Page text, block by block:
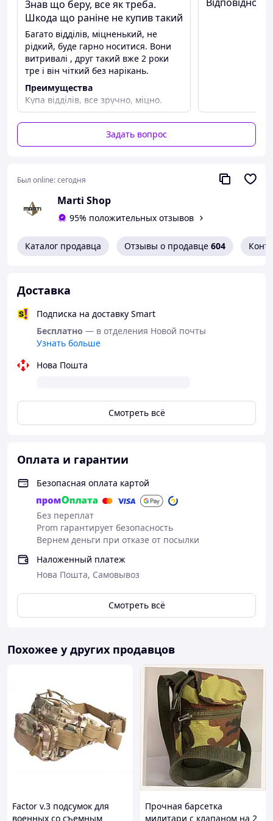
Рюкзак имеет
боковые
регулировки по
объему (в
зависимости от
загрузки рюкзака), а
также стропы MOLLE
итогов и D-образные кольца на
Данная модель рюкзака имеет
оптималь
легких прогулок на природе,
* Размеры: 51x29x28cm (20.1" x11.4"
Знав що беру, все як треба.
Шкода що раніне не купив такий
!Багато відділів, міцненький, не
рідкий, буде гарно носитися. Вони
витривалі , друг такий вже 2 роки
тре і він чіткий без нарікань.
Преимущества
Купа відділів, все зручно, міцно.
Задать вопрос
Был online:сегодня
Marti Shop
95% положительных отзывов
Каталог продавца Отзывы о продавце 604
Доставка
Подписка на доставку Smart
Бесплатно — в отделения Новой почты
Узнать больше
Нова Пошта
Смотреть всё
Оплата и гарантии
Безопасная оплата картой
Без переплат
Prom гарантирует безопасность
Вернем деньги при отказе от посылки
Наложенный платеж
Нова Пошта, Самовывоз
Смотреть всё
Похожее у других продавцов
Factor v.3 подсумок для
военных со съемным
Прочная барсетка
милитари с клапаном на 2